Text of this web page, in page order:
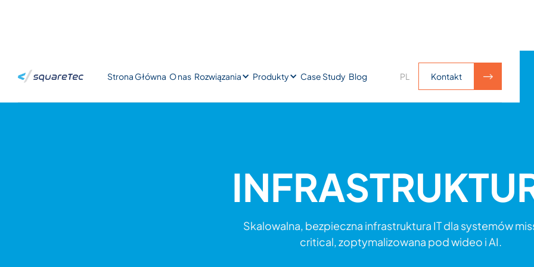
Strona Główna O nas Rozwiązania Produkty Case Study Blog PL
Kontakt
Kontakt
Skalowalna, bezpieczna infrastruktura IT dla systemów
critical, zoptymalizowana pod wideo i AI.